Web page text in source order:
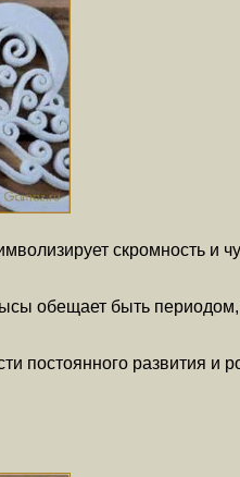
скромность и
обещает быть
развития и